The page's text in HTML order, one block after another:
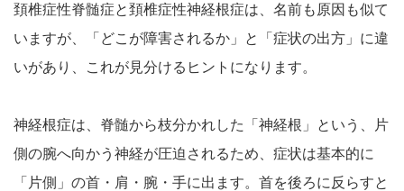
頚椎症性脊髄症と頚椎症性神経根症は、名前も原因も似て
いますが、「どこが障害されるか」と「症状の出方」に違
いがあり、これが見分けるヒントになります。
神経根症は、脊髄から枝分かれした「神経根」という、片
側の腕へ向かう神経が圧迫されるため、症状は基本的に
「片側」の首・肩・腕・手に出ます。首を後ろに反らすと